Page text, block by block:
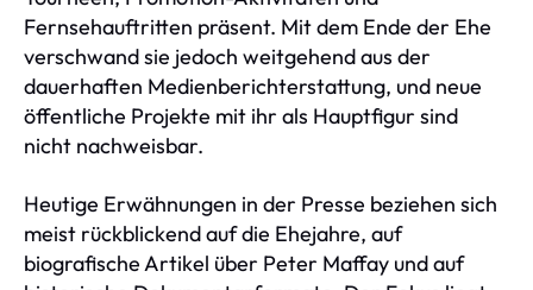
Fernsehauftritten präsent. Mit dem Ende der Ehe
verschwand sie jedoch weitgehend aus der
dauerhaften Medienberichterstattung, und neue
öffentliche Projekte mit ihr als Hauptfigur sind
nicht nachweisbar.
Heutige Erwähnungen in der Presse beziehen sich
meist rückblickend auf die Ehejahre, auf
biografische Artikel über Peter Maffay und auf